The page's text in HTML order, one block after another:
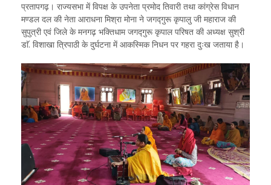
प्रतापगढ़। राज्यसभा में विपक्ष के उपनेता प्रमोद तिवारी तथा कांग्रेस विधान
मण्डल दल की नेता आराधना मिश्रा मोना ने जगद्गुरू कृपालु जी महाराज की
सुपुत्री एवं जिले के मनगढ़ भक्तिधाम जगद्गुरू कृपाल परिषत की अध्यक्ष सुश्री
डाॅ. विशाखा त्रिपाठी के दुर्घटना में आकस्मिक निधन पर गहरा दुःख जताया है।